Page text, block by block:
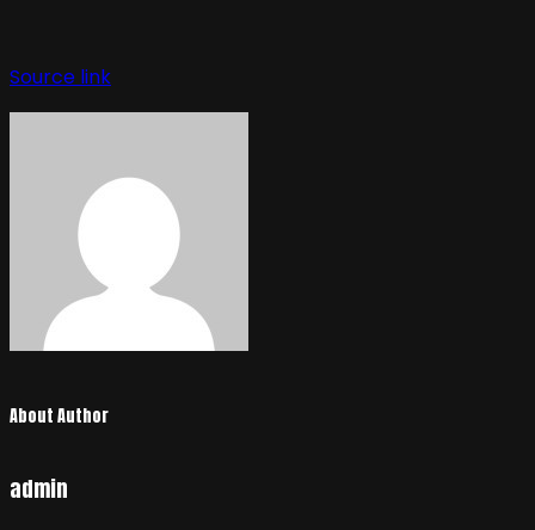
de
entradas
Source link
About Author
admin